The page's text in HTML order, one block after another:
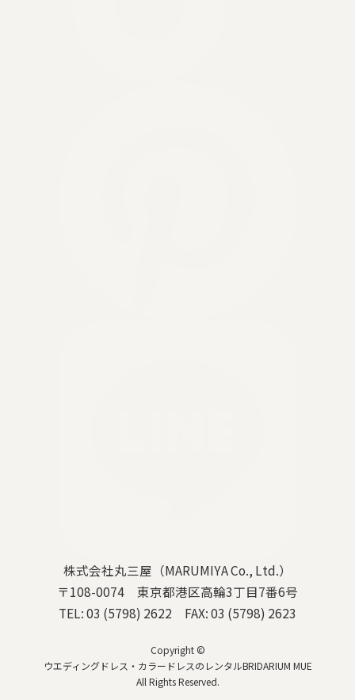
株式会社丸三屋（MARUMIYA Co., Ltd.）
〒108-0074 東京都港区高輪3丁目7番6号
TEL: 03 (5798) 2622 FAX: 03 (5798) 2623
Copyright ©
ウエディングドレス・カラードレスのレンタルBRIDARIUM MUE
All Rights Reserved.